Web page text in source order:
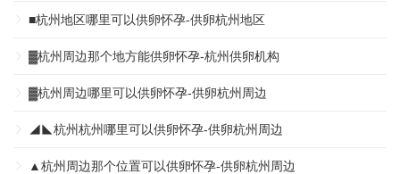
■杭州地区哪里可以供卵怀孕-供卵杭州地区
▓杭州周边那个地方能供卵怀孕-杭州供卵机构
▓杭州周边哪里可以供卵怀孕-供卵杭州周边
◢◣杭州杭州哪里可以供卵怀孕-供卵杭州周边
▲杭州周边那个位置可以供卵怀孕-供卵杭州周边